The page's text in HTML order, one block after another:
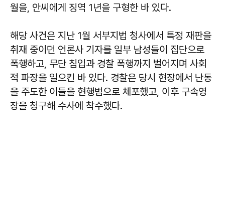
월을, 안씨에게 징역 1년을 구형한 바 있다.
해당 사건은 지난 1월 서부지법 청사에서 특정 재판을
취재 중이던 언론사 기자를 일부 남성들이 집단으로
폭행하고, 무단 침입과 경찰 폭행까지 벌어지며 사회
적 파장을 일으킨 바 있다. 경찰은 당시 현장에서 난동
을 주도한 이들을 현행범으로 체포했고, 이후 구속영
장을 청구해 수사에 착수했다.